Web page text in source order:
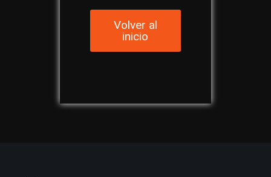
Volver al
inicio